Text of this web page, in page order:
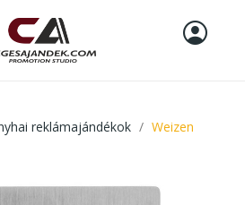
reklámajándékok
Weizen